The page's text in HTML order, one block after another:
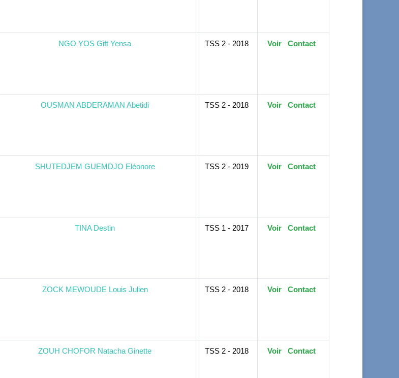
NGO YOS Gift Yensa TSS 2 - 2018 Voir Contact
OUSMAN ABDERAMAN Abetidi TSS 2 - 2018 Voir Contact
SHUTEDJEM GUEMDJO Eléonore TSS 2 - 2019 Voir Contact
TINA Destin TSS 1 - 2017 Voir Contact
ZOCK MEWOUDE Louis Julien TSS 2 - 2018 Voir Contact
ZOUH CHOFOR Natacha Ginette TSS 2 - 2018 Voir Contact